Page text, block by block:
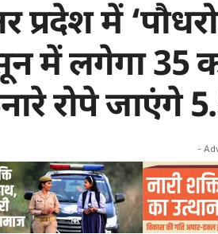
प्रदेश में
में लगेगा 35
रोपे जाएंगे
-